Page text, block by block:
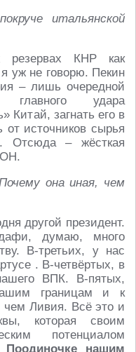
итальянской
резервах КНР как
уж не говорю. Пекин
– лишь очередной
удара
Китай, загнать его в
от источников сырья
Отсюда – жёсткая
она иная, чем
другой президент.
думаю, много
В-третьих, у нас
. В-четвёртых, в
ВПК. В-пятых,
границам и к
чем Ливия. Всё это и
которая своим
потенциалом
Поодиночке нашим